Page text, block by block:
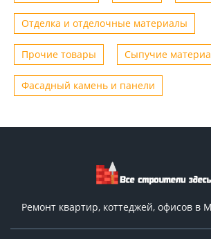
Отделка и отделочные материалы
Прочие товары Сыпучие
Фасадный камень и панели
Ремонт квартир, коттеджей, офисов в